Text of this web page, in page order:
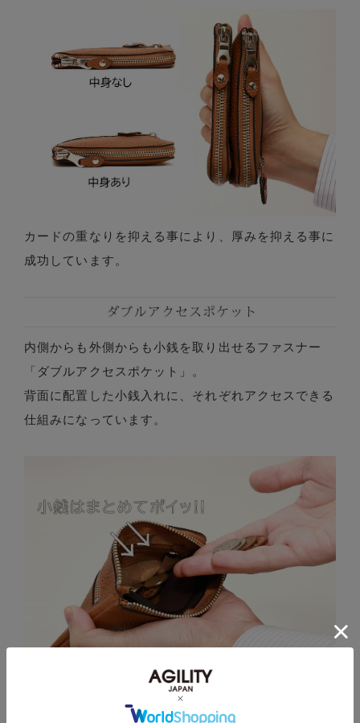
カードの重なりを抑える事により、厚みを抑える事に
成功しています。
内側からも外側からも小銭を取り出せるファスナー
「ダブルアクセスポケット」。
背面に配置した小銭入れに、それぞれアクセスできる
仕組みになっています。
ファスナーレスの小銭ポケットを「ガバッ」と拡げて